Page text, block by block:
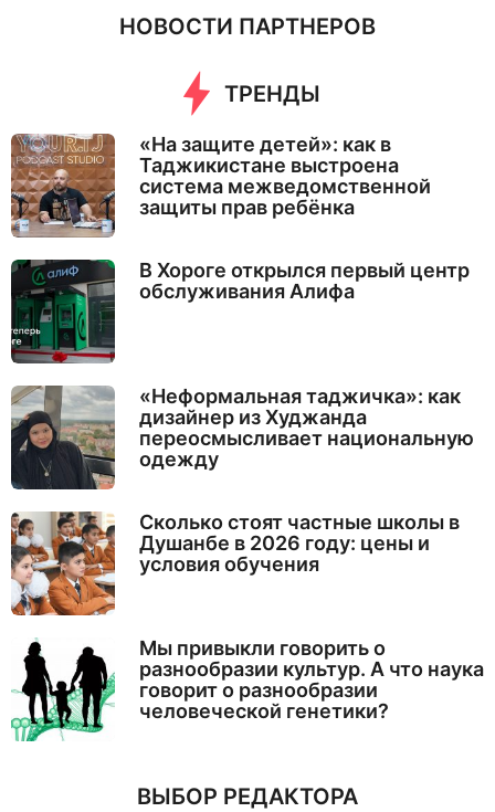
НОВОСТИ ПАРТНЕРОВ
ТРЕНДЫ
«На защите детей»: как в
Таджикистане выстроена
система межведомственной
защиты прав ребёнка
В Хороге открылся первый центр
обслуживания Алифа
«Неформальная таджичка»: как
дизайнер из Худжанда
переосмысливает национальную
одежду
Сколько стоят частные школы в
Душанбе в 2026 году: цены и
условия обучения
Мы привыкли говорить о
разнообразии культур. А что наука
говорит о разнообразии
человеческой генетики?
ВЫБОР РЕДАКТОРА